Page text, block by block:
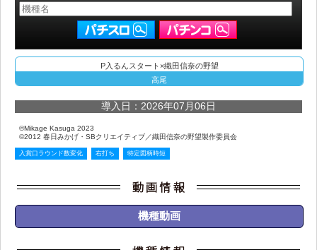
P入るんスタート×織田信奈の野望
高尾
導入日：2026年07月06日
©Mikage Kasuga 2023
©2012 春日みかげ・SBクリエイティブ／織田信奈の野望製作委員会
入賞口ラウンド数変化 右打ち 特定図柄時短
機種動画